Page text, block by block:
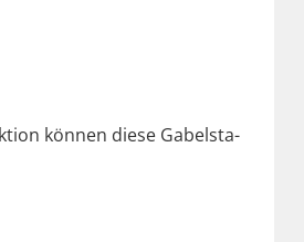
kön­nen diese Gabel­sta­